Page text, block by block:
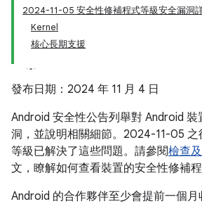
2024-11-05 安全性修補程式等級安全漏洞
Kernel
核心長期支援
發布日期：2024 年 11 月 4 日
Android 安全性公告列舉對 Android
洞，並說明相關細節。2024-11-05 之
等級已解決了這些問題。請參閱檢查
文，瞭解如何查看裝置的安全性修補程
Android 的合作夥伴至少會提前一個